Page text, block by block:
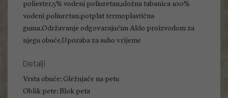
poliester,5% vodeni poliuretan,uložna tabanica 100%
vodeni poliuretan,potplat termoplastična
guma,Održavanje odgovarajućim Aldo proizvodom za
njegu obuće,Uporaba za suho vrijeme
Detalji
Vrsta obuće: Gležnjače na petu
Oblik pete: Blok peta